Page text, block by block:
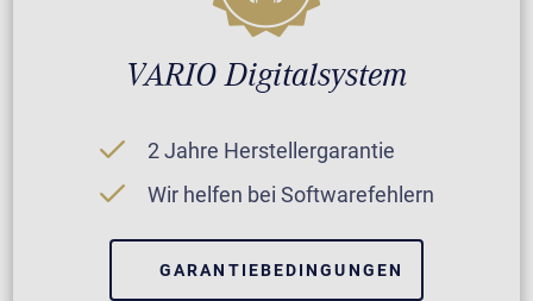
VARIO Digitalsystem
2 Jahre Herstellergarantie
Wir helfen bei Softwarefehlern
GARANTIEBEDINGUNGEN